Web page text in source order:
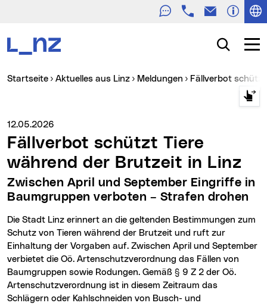
TelefonE-Mail
Suche
Sie sind hier:
Startseite Aktuelles aus Linz Meldungen Fällverbot
Medienservice vom:
12.05.2026
Fällverbot schützt Tiere
während der Brutzeit in Linz
Zwischen April und September Eingriffe in
Baumgruppen verboten – Strafen drohen
Die Stadt Linz erinnert an die geltenden Bestimmungen zum
Schutz von Tieren während der Brutzeit und ruft zur
Einhaltung der Vorgaben auf. Zwischen April und September
verbietet die Oö. Artenschutzverordnung das Fällen von
Baumgruppen sowie Rodungen. Gemäß § 9 Z 2 der Oö.
Artenschutzverordnung ist in diesem Zeitraum das
Schlägern oder Kahlschneiden von Busch- und